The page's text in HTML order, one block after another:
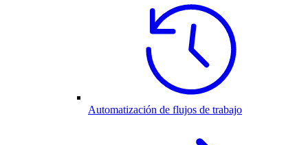
Automatización de flujos de trabajo